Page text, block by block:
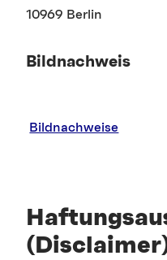
10969 Berlin
Bildnachweis
Bildnachweise